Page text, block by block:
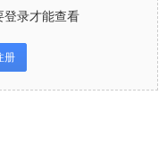
登录才能查看
册